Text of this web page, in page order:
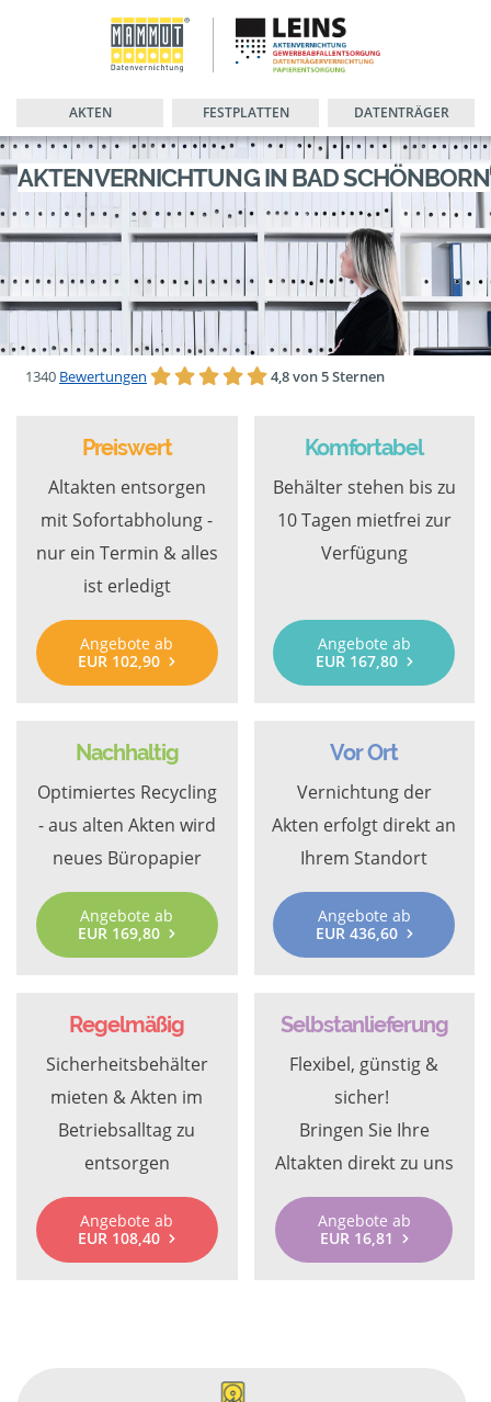
AKTEN FESTPLATTEN DATENTRÄGER
AKTENVERNICHTUNG IN BAD SCHÖNBORN
1340 Bewertungen 4,8 von 5 Sternen
Preiswert
Altakten entsorgen
mit Sofortabholung -
nur ein Termin & alles
ist erledigt
Angebote ab
EUR 102,90
Komfortabel
Behälter stehen bis zu
10 Tagen mietfrei zur
Verfügung
Angebote ab
EUR 167,80
Nachhaltig
Optimiertes Recycling
- aus alten Akten wird
neues Büropapier
Angebote ab
EUR 169,80
Vor Ort
Vernichtung der
Akten erfolgt direkt an
Ihrem Standort
Angebote ab
EUR 436,60
Regelmäßig
Sicherheitsbehälter
mieten & Akten im
Betriebsalltag zu
entsorgen
Angebote ab
EUR 108,40
Selbstanlieferung
Flexibel, günstig &
sicher!
Bringen Sie Ihre
Altakten direkt zu uns
Angebote ab
EUR 16,81